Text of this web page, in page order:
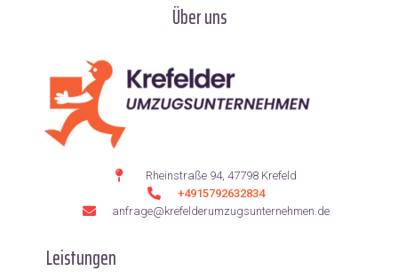
Über uns
Rheinstraße 94, 47798 Krefeld
+4915792632834
anfrage@krefelderumzugsunternehmen.de
Leistungen